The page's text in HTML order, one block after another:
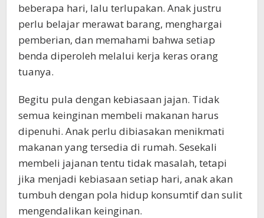
beberapa hari, lalu terlupakan. Anak justru
perlu belajar merawat barang, menghargai
pemberian, dan memahami bahwa setiap
benda diperoleh melalui kerja keras orang
tuanya.
Begitu pula dengan kebiasaan jajan. Tidak
semua keinginan membeli makanan harus
dipenuhi. Anak perlu dibiasakan menikmati
makanan yang tersedia di rumah. Sesekali
membeli jajanan tentu tidak masalah, tetapi
jika menjadi kebiasaan setiap hari, anak akan
tumbuh dengan pola hidup konsumtif dan sulit
mengendalikan keinginan.